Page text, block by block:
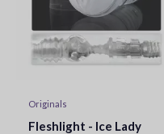
Originals
Fleshlight - Ice Lady